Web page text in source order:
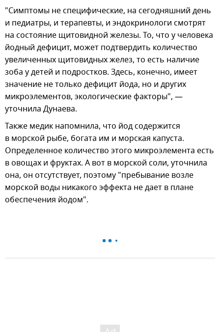
"Симптомы не специфические, на сегодняшний день
и педиатры, и терапевты, и эндокринологи смотрят
на состояние щитовидной железы. То, что у человека
йодный дефицит, может подтвердить количество
увеличенных щитовидных желез, то есть наличие
зоба у детей и подростков. Здесь, конечно, имеет
значение не только дефицит йода, но и других
микроэлементов, экологические факторы", —
уточнила Дунаева.
Также медик напомнила, что йод содержится
в морской рыбе, богата им и морская капуста.
Определенное количество этого микроэлемента есть
в овощах и фруктах. А вот в морской соли, уточнила
она, он отсутствует, поэтому "пребывание возле
морской воды никакого эффекта не дает в плане
обеспечения йодом".